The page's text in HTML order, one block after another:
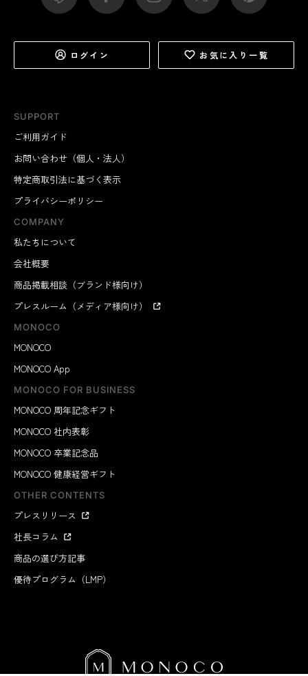
SUPPORT
ご利用ガイド
お問い合わせ（個人・法人）
特定商取引法に基づく表示
プライバシーポリシー
COMPANY
私たちについて
会社概要
商品掲載相談（ブランド様向け）
プレスルーム（メディア様向け）
MONOCO
MONOCO
MONOCO App
MONOCO FOR BUSINESS
MONOCO 周年記念ギフト
MONOCO 社内表彰
MONOCO 卒業記念品
MONOCO 健康経営ギフト
OTHER CONTENTS
プレスリリース
社長コラム
商品の選び方記事
優待プログラム（LMP）
ログイン お気に入り一覧